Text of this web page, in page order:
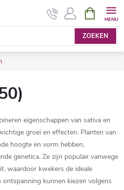
ZOEKEN
eigenschappen van sativa en
groei en effecten. Planten van
hoogte en vorm hebben,
genetica. Ze zijn populair vanwege
waardoor kwekers de ideale
kunnen kiezen volgens